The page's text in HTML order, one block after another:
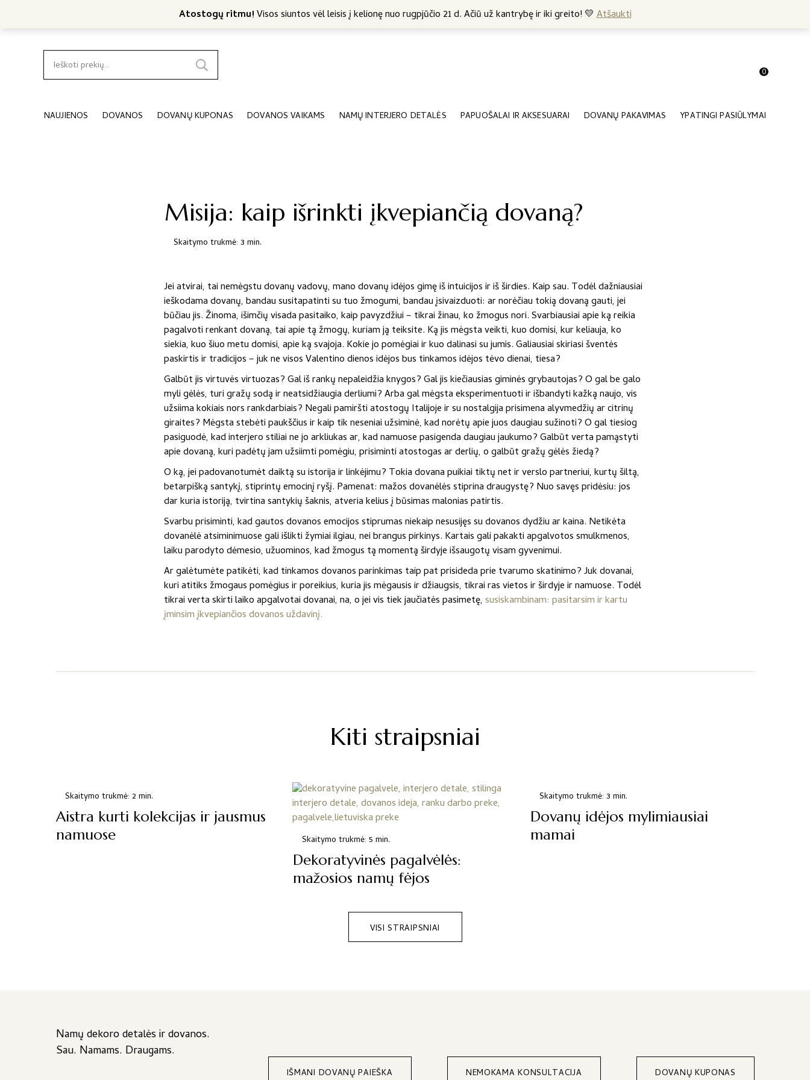
Atostogų ritmu!Visos siuntos vėl leisis į kelionę nuo rugpjūčio 21 d. Ačiū už kantrybę ir iki greito! 💛Atšaukti
Nemokamas siuntimas nuo 45 Eur
Ieškoti:
0
NAUJIENOS DOVANOS DOVANŲ KUPONAS DOVANOS VAIKAMS NAMŲ INTERJERO DETALĖS PAPUOŠALAI IR AKSESUARAI DOVANŲ PAKAVIMAS YPATINGI PASIŪLYMAI
Misija: kaip išrinkti įkvepiančią dovaną?
Skaitymo trukmė: 3 min.
Jei atvirai, tai nemėgstu dovanų vadovų, mano dovanų idėjos gimę iš intuicijos ir iš širdies. Kaip sau. Todėl dažniausiai
ieškodama dovanų, bandau susitapatinti su tuo žmogumi, bandau įsivaizduoti: ar norėčiau tokią dovaną gauti, jei
būčiau jis. Žinoma, išimčių visada pasitaiko, kaip pavyzdžiui – tikrai žinau, ko žmogus nori. Svarbiausiai apie ką reikia
pagalvoti renkant dovaną, tai apie tą žmogų, kuriam ją teiksite. Ką jis mėgsta veikti, kuo domisi, kur keliauja, ko
siekia, kuo šiuo metu domisi, apie ką svajoja. Kokie jo pomėgiai ir kuo dalinasi su jumis. Galiausiai skiriasi šventės
paskirtis ir tradicijos – juk ne visos Valentino dienos idėjos bus tinkamos idėjos tėvo dienai, tiesa?
Galbūt jis virtuvės virtuozas? Gal iš rankų nepaleidžia knygos? Gal jis kiečiausias giminės grybautojas? O gal be galo
myli gėlės, turi gražų sodą ir neatsidžiaugia derliumi? Arba gal mėgsta eksperimentuoti ir išbandyti kažką naujo, vis
užsiima kokiais nors rankdarbiais? Negali pamiršti atostogų Italijoje ir su nostalgija prisimena alyvmedžių ar citrinų
giraites? Mėgsta stebėti paukščius ir kaip tik neseniai užsiminė, kad norėtų apie juos daugiau sužinoti? O gal tiesiog
pasiguodė, kad interjero stiliai ne jo arkliukas ar, kad namuose pasigenda daugiau jaukumo? Galbūt verta pamąstyti
apie dovaną, kuri padėtų jam užsiimti pomėgiu, prisiminti atostogas ar derlių, o galbūt gražų gėlės žiedą?
O ką, jei padovanotumėt daiktą su istorija ir linkėjimu? Tokia dovana puikiai tiktų net ir verslo partneriui, kurtų šiltą,
betarpišką santykį, stiprintų emocinį ryšį. Pamenat: mažos dovanėlės stiprina draugystę? Nuo savęs pridėsiu: jos
dar kuria istoriją, tvirtina santykių šaknis, atveria kelius į būsimas malonias patirtis.
Svarbu prisiminti, kad gautos dovanos emocijos stiprumas niekaip nesusijęs su dovanos dydžiu ar kaina. Netikėta
dovanėlė atsiminimuose gali išlikti žymiai ilgiau, nei brangus pirkinys. Kartais gali pakakti apgalvotos smulkmenos,
laiku parodyto dėmesio, užuominos, kad žmogus tą momentą širdyje išsaugotų visam gyvenimui.
Ar galėtumėte patikėti, kad tinkamos dovanos parinkimas taip pat prisideda prie tvarumo skatinimo? Juk dovanai,
kuri atitiks žmogaus pomėgius ir poreikius, kuria jis mėgausis ir džiaugsis, tikrai ras vietos ir širdyje ir namuose. Todėl
tikrai verta skirti laiko apgalvotai dovanai, na, o jei vis tiek jaučiatės pasimetę, susiskambinam: pasitarsim ir kartu
įminsim įkvepiančios dovanos uždavinį.
Kiti straipsniai
Skaitymo trukmė: 2 min.
Aistra kurti kolekcijas ir jausmus
namuose
Skaitymo trukmė: 5 min.
Dekoratyvinės pagalvėlės:
mažosios namų fėjos
Skaitymo trukmė: 3 min.
Dovanų idėjos mylimiausiai
mamai
VISI STRAIPSNIAI
Namų dekoro detalės ir dovanos.
Sau. Namams. Draugams.
IŠMANI DOVANŲ PAIEŠKA NEMOKAMA KONSULTACIJA DOVANŲ KUPONAS